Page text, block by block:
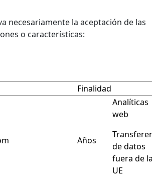
necesariamente la aceptación de las
o características:
Finalidad
Años
Analíticas
web
de datos
fuera de la
UE